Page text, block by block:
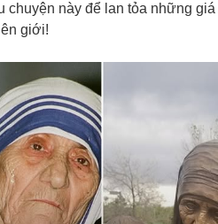
chuyện này để lan tỏa những
giới!